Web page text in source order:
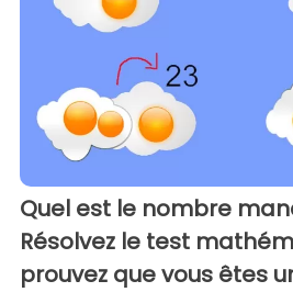
Quel est le nombre
Résolvez le test
prouvez que vous êtes